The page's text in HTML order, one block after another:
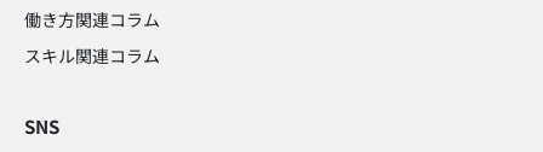
働き方関連コラム​
スキル関連コラム​
SNS